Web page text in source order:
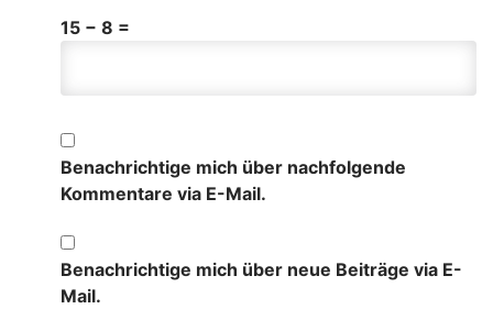
15 − 8 =
Benachrichtige mich über nachfolgende
Kommentare via E-Mail.
Benachrichtige mich über neue Beiträge via E-
Mail.